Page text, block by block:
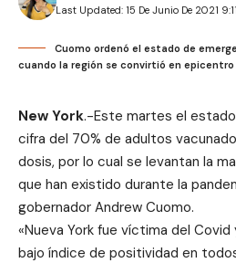
Last Updated: 15 De Junio De 2021
Cuomo ordenó el estado de
cuando la región se convirtió en epicentro
New York.-Este martes el estado
cifra del 70% de adultos
dosis, por lo cual se levantan la
que han existido durante la
gobernador Andrew Cuomo.
«Nueva York fue víctima del
bajo índice de positividad en